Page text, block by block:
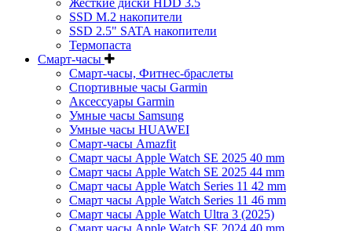
Жесткие диски HDD 3.5
SSD M.2 накопители
SSD 2.5" SATA накопители
Термопаста
Смарт-часы
Смарт-часы, Фитнес-браслеты
Спортивные часы Garmin
Аксессуары Garmin
Умные часы Samsung
Умные часы HUAWEI
Смарт-часы Amazfit
Смарт часы Apple Watch SE 2025 40 mm
Смарт часы Apple Watch SE 2025 44 mm
Смарт часы Apple Watch Series 11 42 mm
Смарт часы Apple Watch Series 11 46 mm
Смарт часы Apple Watch Ultra 3 (2025)
Смарт часы Apple Watch SE 2024 40 mm